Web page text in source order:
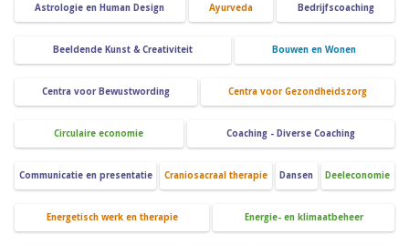
Astrologie en Human Design Ayurveda Bedrijfscoaching
Beeldende Kunst & Creativiteit Bouwen en Wonen
Centra voor Bewustwording Centra voor Gezondheidszorg
Circulaire economie Coaching - Diverse Coaching
Communicatie en presentatie Craniosacraal therapie Dansen Deeleconomie
Energetisch werk en therapie Energie- en klimaatbeheer